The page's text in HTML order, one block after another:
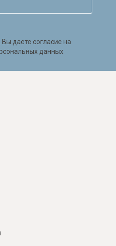
даете согласие на
данных